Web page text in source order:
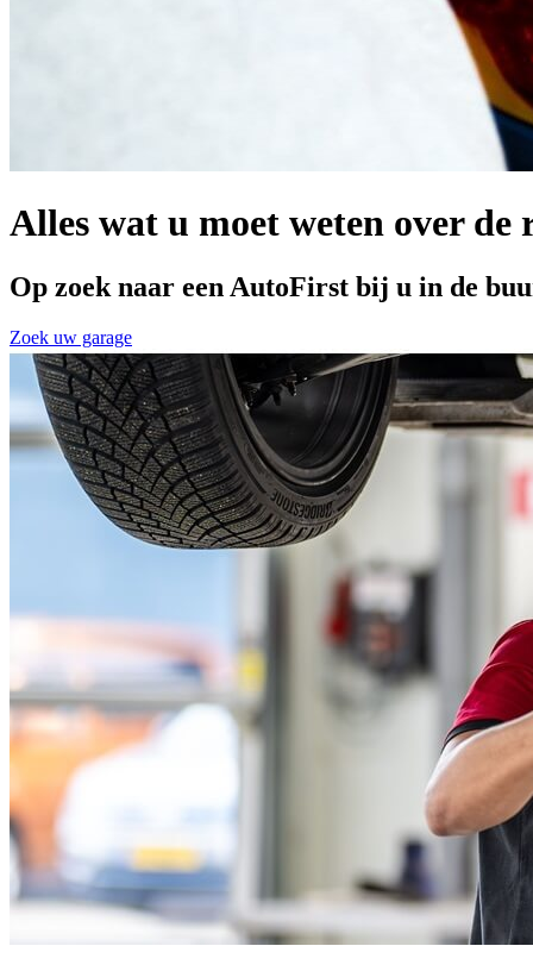
Alles wat u moet weten over
Op zoek naar een AutoFirst bij u in de
Zoek uw garage